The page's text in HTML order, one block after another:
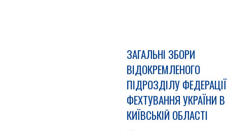
ЗАГАЛЬНІ ЗБОРИ
ВІДОКРЕМЛЕНОГО
ПІДРОЗДІЛУ ФЕДЕРАЦІЇ
ФЕХТУВАННЯ УКРАЇНИ В
КИЇВСЬКІЙ ОБЛАСТІ